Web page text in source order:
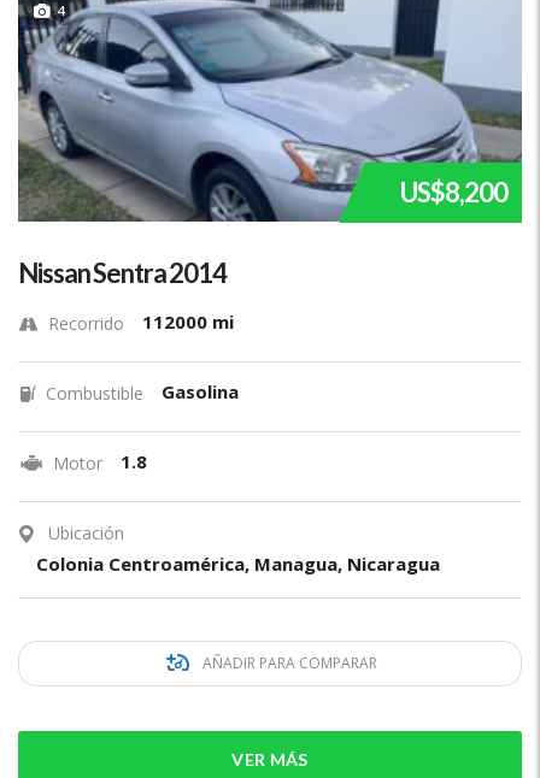
4
US$8,200
Nissan Sentra 2014
Recorrido 112000 mi
Combustible Gasolina
Motor 1.8
Ubicación
Colonia Centroamérica, Managua, Nicaragua
AÑADIR PARA COMPARAR
VER MÁS